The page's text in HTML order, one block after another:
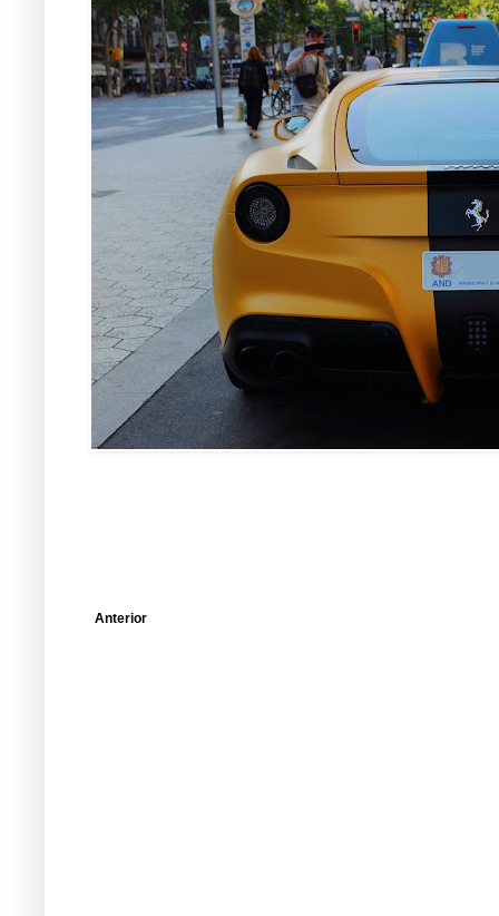
Anterior